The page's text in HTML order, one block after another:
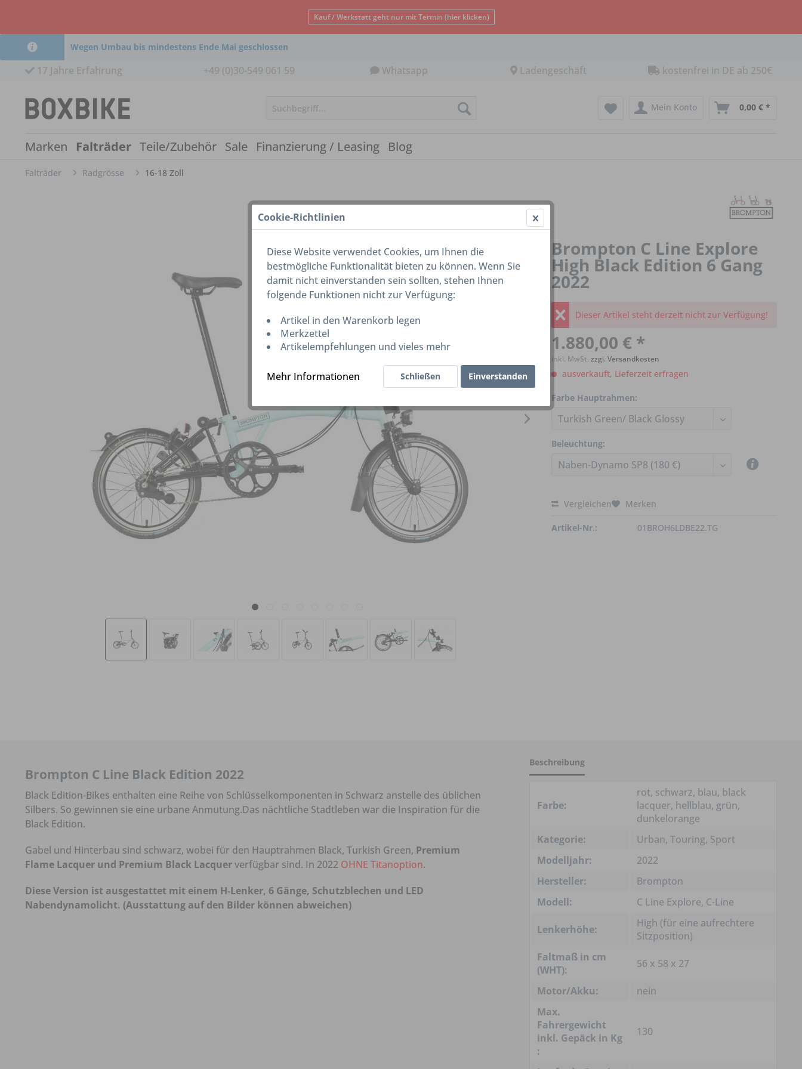
Kauf / Werkstatt geht nur mit Termin (hier klicken)
Wegen Umbau bis mindestens Ende Mai geschlossen
17 Jahre Erfahrung +49 (0)30-549 061 59 Whatsapp Ladengeschäft kostenfrei in DE ab 250€
Mein Konto 0,00 € *
Marken Falträder Teile/Zubehör Sale Finanzierung / Leasing Blog
Falträder Radgrösse 16-18 Zoll
Brompton C Line Explore
High Black Edition 6 Gang
2022
Dieser Artikel steht derzeit nicht zur Verfügung!
1.880,00 € *
inkl. MwSt. zzgl. Versandkosten
ausverkauft, Lieferzeit erfragen
Farbe Hauptrahmen:
Beleuchtung:
Vergleichen Merken
Artikel-Nr.: 01BROH6LDBE22.TG
Brompton C Line Black Edition 2022
Black Edition-Bikes enthalten eine Reihe von Schlüsselkomponenten in Schwarz anstelle des üblichen
Silbers. So gewinnen sie eine urbane Anmutung.Das nächtliche Stadtleben war die Inspiration für die
Black Edition.
Gabel und Hinterbau sind schwarz, wobei für den Hauptrahmen Black, Turkish Green, Premium
Flame Lacquer und Premium Black Lacquerverfügbar sind. In 2022 OHNE Titanoption.
Diese Version ist ausgestattet mit einem H-Lenker, 6 Gänge, Schutzblechen und LED
Nabendynamolicht. (Ausstattung auf den Bilder können abweichen)
Beschreibung
Farbe:
rot, schwarz, blau, black
lacquer, hellblau, grün,
dunkelorange
Kategorie:
Urban, Touring, Sport
Modelljahr:
2022
Hersteller:
Brompton
Modell:
C Line Explore, C-Line
Lenkerhöhe:
High (für eine aufrechtere
Sitzposition)
Faltmaß in cm
(WHT):
56 x 58 x 27
Motor/Akku:
nein
Max.
Fahrergewicht
inkl. Gepäck in Kg
:
130
Cookie-Richtlinien
Diese Website verwendet Cookies, um Ihnen die
bestmögliche Funktionalität bieten zu können. Wenn Sie
damit nicht einverstanden sein sollten, stehen Ihnen
folgende Funktionen nicht zur Verfügung:
Artikel in den Warenkorb legen
Merkzettel
Artikelempfehlungen und vieles mehr
Mehr Informationen Einverstanden
Schließen